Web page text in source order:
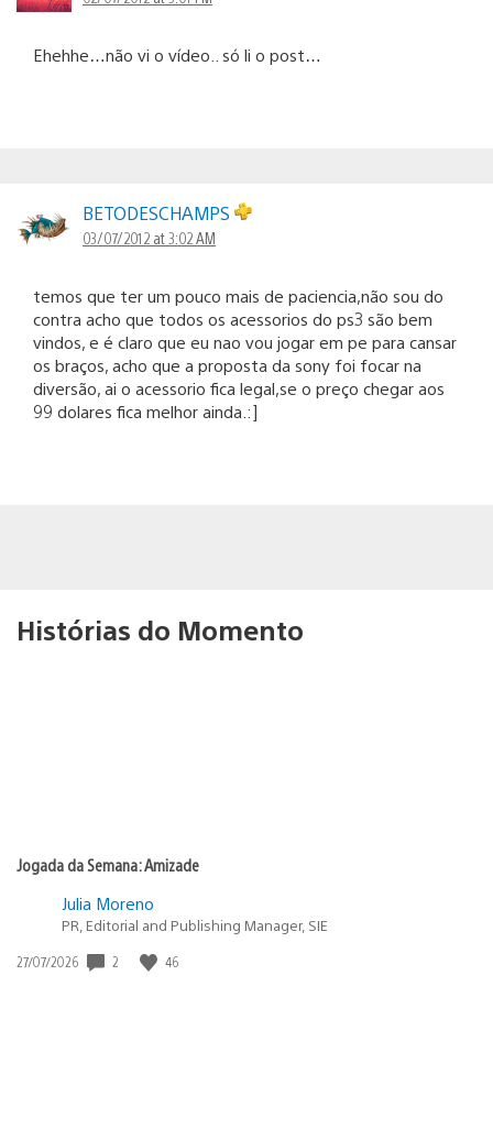
Ehehhe…não vi o vídeo.. só li o post…
BETODESCHAMPS
03/07/2012 at 3:02 AM
temos que ter um pouco mais de paciencia,não sou do
contra acho que todos os acessorios do ps3 são bem
vindos, e é claro que eu nao vou jogar em pe para cansar
os braços, acho que a proposta da sony foi focar na
diversão, ai o acessorio fica legal,se o preço chegar aos
99 dolares fica melhor ainda.:]
Histórias do Momento
Jogada da Semana: Amizade
Julia Moreno
PR, Editorial and Publishing Manager, SIE
Data
27/07/2026 2 46